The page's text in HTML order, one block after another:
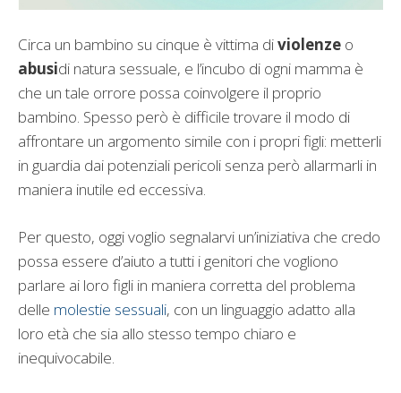
Circa un bambino su cinque è vittima diviolenze o
abusidi natura sessuale, e l’incubo di ogni mamma è
che un tale orrore possa coinvolgere il proprio
bambino. Spesso però è difficile trovare il modo di
affrontare un argomento simile con i propri figli: metterli
in guardia dai potenziali pericoli senza però allarmarli in
maniera inutile ed eccessiva.
Per questo, oggi voglio segnalarvi un’iniziativa che credo
possa essere d’aiuto a tutti i genitori che vogliono
parlare ai loro figli in maniera corretta del problema
delle molestie sessuali, con un linguaggio adatto alla
loro età che sia allo stesso tempo chiaro e
inequivocabile.